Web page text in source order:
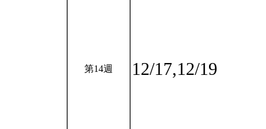
第14週 12/17,12/19